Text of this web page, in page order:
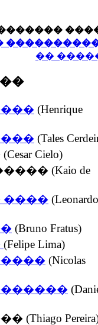
��
(Henrique
(Tales
Cielo)
(Kaio de
����
(Bruno Fratus)
(Felipe Lima)
(Nicolas